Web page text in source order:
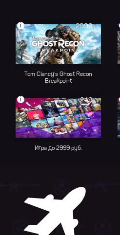
2999 р.
i
Tom Clancy’s Ghost Recon
Breakpoint
249 р.
i
Игра до 2999 руб.